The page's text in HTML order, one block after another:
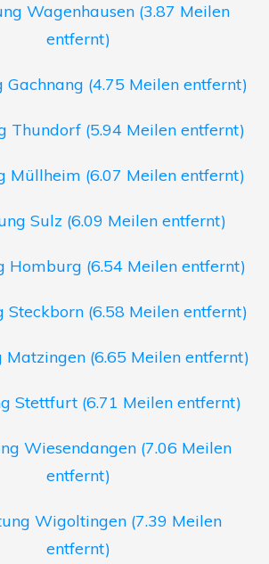
Wagenhausen (3.87 Meilen
entfernt)
Gachnang (4.75 Meilen entfernt)
Thundorf (5.94 Meilen entfernt)
Müllheim (6.07 Meilen entfernt)
Sulz (6.09 Meilen entfernt)
Homburg (6.54 Meilen entfernt)
Steckborn (6.58 Meilen entfernt)
Matzingen (6.65 Meilen entfernt)
Stettfurt (6.71 Meilen entfernt)
Wiesendangen (7.06 Meilen
entfernt)
Wigoltingen (7.39 Meilen
entfernt)